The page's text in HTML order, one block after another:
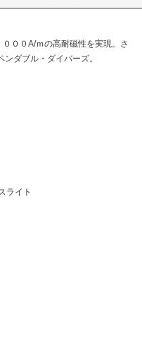
００A/ｍの高耐磁性を実現。さ
ダブル・ダイバーズ。
ライト